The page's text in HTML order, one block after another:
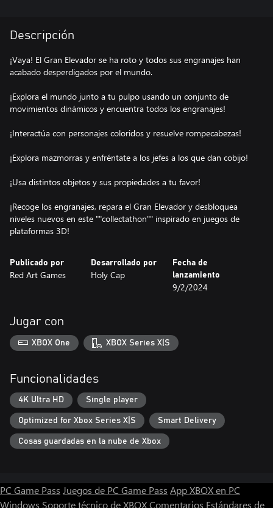
Descripción
¡Vaya! El Gran Elevador se ha roto y todos sus engranajes han
acabado desperdigados por el mundo.
¡Explora el mundo junto a tu pulpo usando un conjunto de
movimientos dinámicos y encuentra todos los engranajes!
¡Interactúa con personajes coloridos y resuelve rompecabezas!
¡Explora mazmorras y enfréntate a los jefes a los que dan cobijo!
¡Usa distintos objetos y sus propiedades a tu favor!
¡Recoge los engranajes, repara el Gran Elevador y desbloquea
niveles nuevos en este ""collectathon"" inspirado en juegos de
plataformas 3D!
Publicado por
Red Art Games
Desarrollado por
Holy Cap
Fecha de
lanzamiento
9/2/2024
Jugar con
XBOX One XBOX Series X|S
Funcionalidades
4K Ultra HD Single player
Optimized for Xbox Series X|S Smart Delivery
Cosas guardadas en la nube de Xbox
PC Game Pass Juegos de PC Game Pass App XBOX en PC
Windows Soporte técnico de XBOXComentarios Estándares de